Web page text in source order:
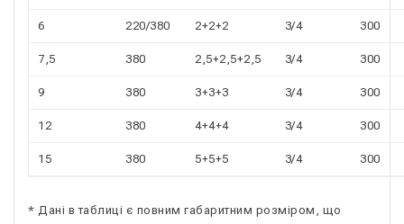
6 220/380 2+2+2 3/4 300
7,5 380 2,5+2,5+2,5 3/4 300
9 380 3+3+3 3/4 300
12 380 4+4+4 3/4 300
15 380 5+5+5 3/4 300
* Дані в таблиці є повним габаритним розміром, що